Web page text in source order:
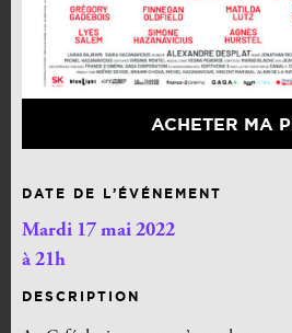
ACHETER MA
DATE DE L’ÉVÉNEMENT
Mardi 17 mai 2022
à 21h
DESCRIPTION